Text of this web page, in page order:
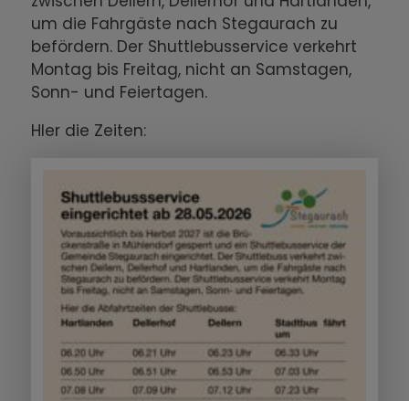
um die Fahrgäste nach Stegaurach zu
befördern. Der Shuttlebusservice verkehrt
Montag bis Freitag, nicht an Samstagen,
Sonn- und Feiertagen.
HIer die Zeiten: